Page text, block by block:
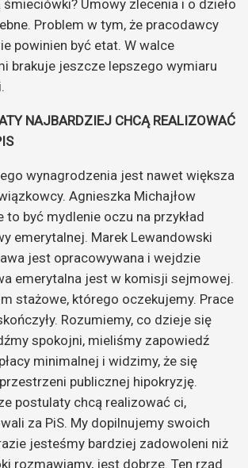
Umowy zlecenia i o dzieło
Problem w tym, że pracodawcy
powinien być etat. W walce
brakuje jeszcze lepszego wymiaru
NAJBARDZIEJ CHCĄ REALIZOWAĆ
wynagrodzenia jest nawet większa
Agnieszka Michajłow
to być mydlenie oczu na przykład
emerytalnej. Marek Lewandowski
jest opracowywana i wejdzie
emerytalna jest w komisji sejmowej.
stażowe, którego oczekujemy. Prace
Rozumiemy, co dzieje się
spokojni, mieliśmy zapowiedź
minimalnej i widzimy, że się
publicznej hipokryzję.
postulaty chcą realizować ci,
za PiS. My dopilnujemy swoich
jesteśmy bardziej zadowoleni niż
rozmawiamy, jest dobrze. Ten rząd